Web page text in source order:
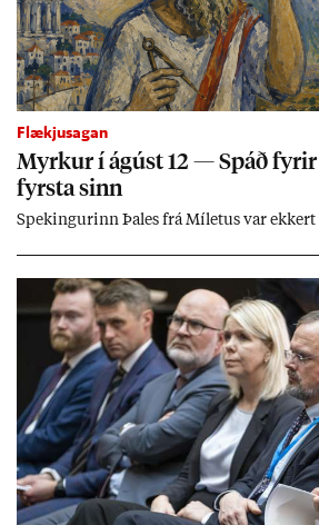
Flækjusagan
Myrk­ur í ág­úst 12 — Spáð
fyrsta sinn
Spek­ing­ur­inn Þa­les frá Míletus var ekk­ert